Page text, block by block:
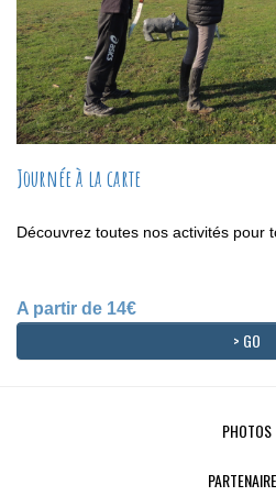
Journée à la carte
Découvrez toutes nos activités pour
A partir de 14€
> GO
PHOTOS